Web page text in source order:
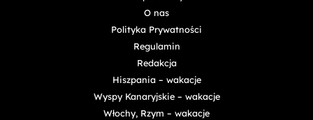
O nas
Polityka Prywatności
Regulamin
Redakcja
Hiszpania – wakacje
Wyspy Kanaryjskie – wakacje
Włochy, Rzym – wakacje